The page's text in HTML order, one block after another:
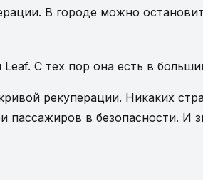
В городе можно
С тех пор она есть в
рекуперации. Никаких
в безопасности. И